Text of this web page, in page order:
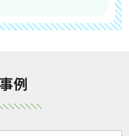
例